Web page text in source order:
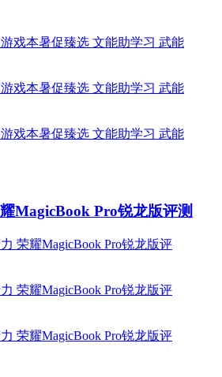
MagicBook Pro锐龙版评测